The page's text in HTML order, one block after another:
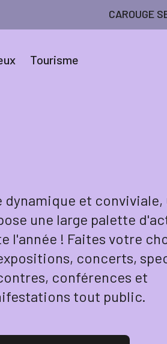
CAROUGE
Tourisme
dynamique et conviviale,
une large palette
l'année ! Faites votre
concerts,
conférences et
tout public.